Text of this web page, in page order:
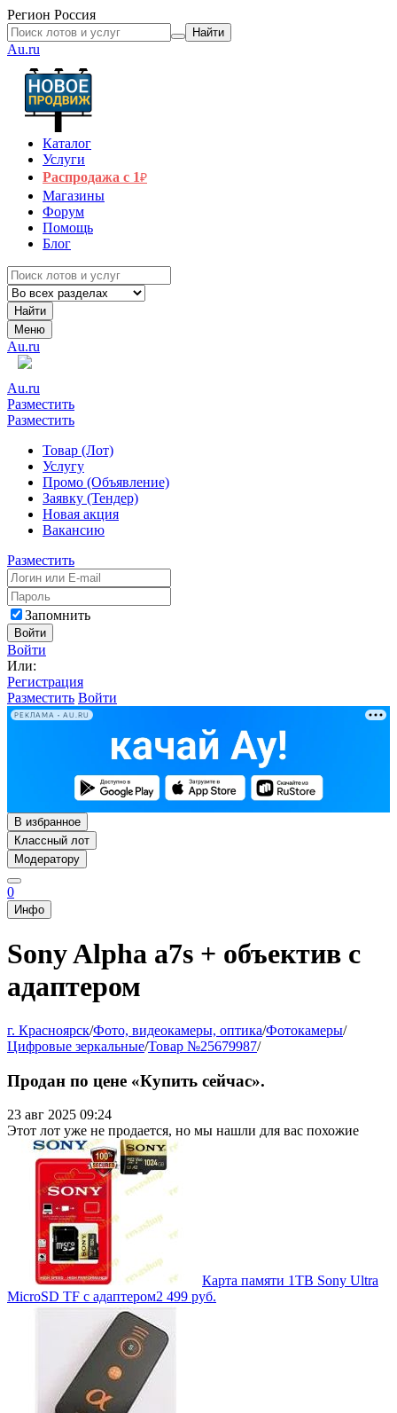
Регион Россия
Найти
Au.ru
Каталог
Услуги
Распродажа с 1₽
Магазины
Форум
Помощь
Блог
Найти
Меню
Au.ru
Au.ru
Разместить
Разместить
Товар (Лот)
Услугу
Промо (Объявление)
Заявку (Тендер)
Новая акция
Вакансию
Разместить
Запомнить
Войти
Войти
Или:
Регистрация
Разместить Войти
РЕКЛАМА • AU.RU
В избранное
Классный лот
Модератору
0
Инфо
Sony Alpha a7s + объектив с
адаптером
г. Красноярск/Фото, видеокамеры, оптика/Фотокамеры/
Цифровые зеркальные/Товар №25679987/
Продан по цене «Купить сейчас».
23 авг 2025 09:24
Этот лот уже не продается, но мы нашли для вас похожие
Карта памяти 1TB Sony Ultra
MicroSD TF с адаптером2 499 руб.